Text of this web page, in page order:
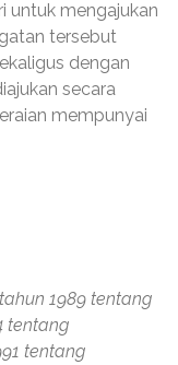
untuk mengajukan
tersebut
dengan
secara
mempunyai
1989 tentang
tentang
tentang